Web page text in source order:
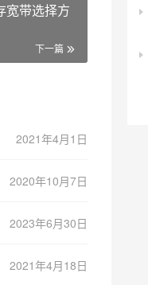
宽带选择方
下一篇
2021年4月1日
2020年10月7日
2023年6月30日
2021年4月18日